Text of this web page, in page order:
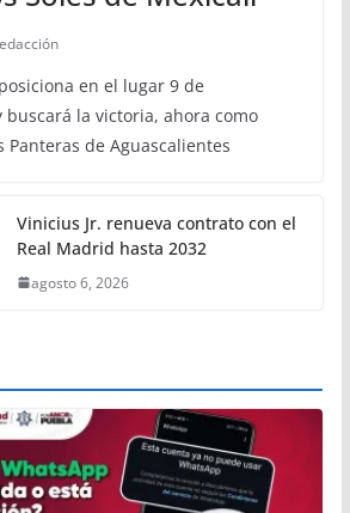
en el lugar 9 de
buscará la victoria, ahora como
de Aguascalientes
Vinicius Jr. renueva contrato con el
Real Madrid hasta 2032
agosto 6, 2026